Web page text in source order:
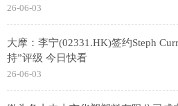
26-06-03
大摩：李宁(02331.HK)签约Steph
持”评级 今日快看
26-06-03